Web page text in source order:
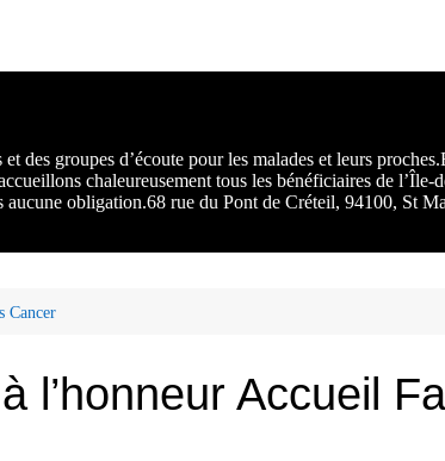
des groupes d’écoute pour les malades et leurs
chaleureusement tous les bénéficiaires de l’Île-
obligation.68 rue du Pont de Créteil, 94100, St
Cancer
l’honneur Accueil